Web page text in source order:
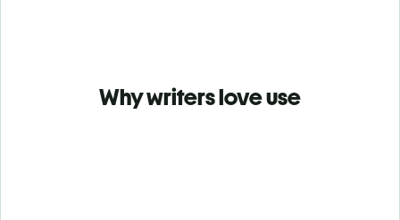
Why writers love use